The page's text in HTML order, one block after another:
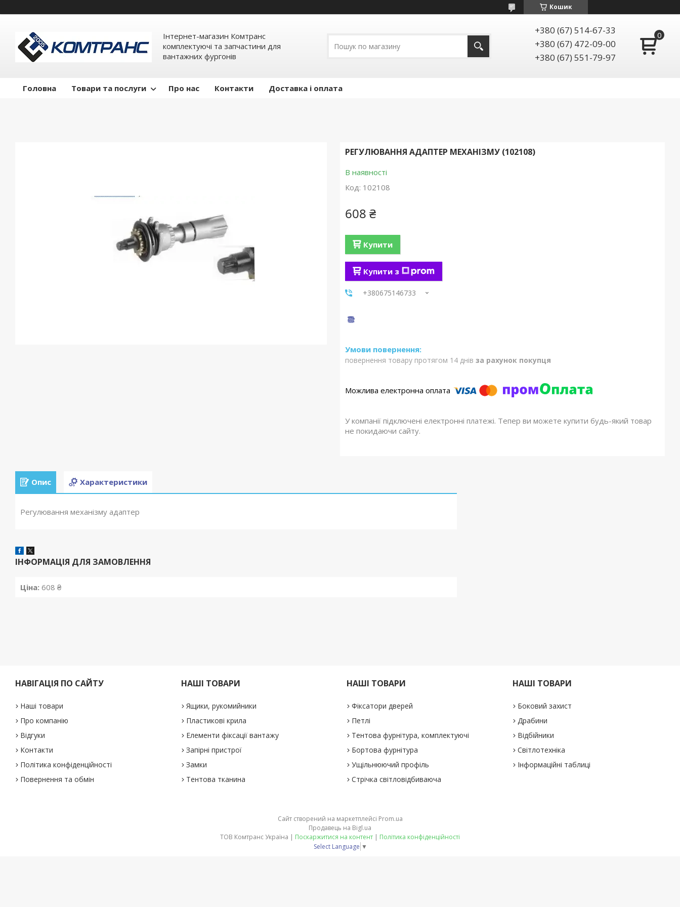
Кошик
Інтернет-магазин Комтранс
комплектуючі та запчастини для
вантажних фургонів
+380 (67) 514-67-33
+380 (67) 472-09-00
+380 (67) 551-79-97
Головна Товари та послуги Про нас Контакти Доставка і оплата
РЕГУЛЮВАННЯ АДАПТЕР МЕХАНІЗМУ (102108)
В наявності
Код: 102108
608 ₴
Купити
Купити з
+380675146733
повернення товару протягом 14 днів за рахунок покупця
У компанії підключені електронні платежі. Тепер ви можете купити будь-який товар
не покидаючи сайту.
Опис Характеристики
Регулювання механізму адаптер
ІНФОРМАЦІЯ ДЛЯ ЗАМОВЛЕННЯ
Ціна: 608 ₴
НАВІГАЦІЯ ПО САЙТУ
Наші товари
Про компанію
Відгуки
Контакти
Політика конфіденційності
Повернення та обмін
НАШІ ТОВАРИ
Ящики, рукомийники
Пластикові крила
Елементи фіксації вантажу
Запірні пристрої
Замки
Тентова тканина
НАШІ ТОВАРИ
Фіксатори дверей
Петлі
Тентова фурнітура, комплектуючі
Бортова фурнітура
Ущільнюючий профіль
Стрічка світловідбиваюча
НАШІ ТОВАРИ
Боковий захист
Драбини
Відбійники
Світлотехніка
Інформаційні таблиці
Сайт створений на маркетплейсі Prom.ua
Продавець на Bigl.ua
ТОВ Комтранс Україна | Поскаржитися на контент | Політика конфіденційності
Select Language ▼